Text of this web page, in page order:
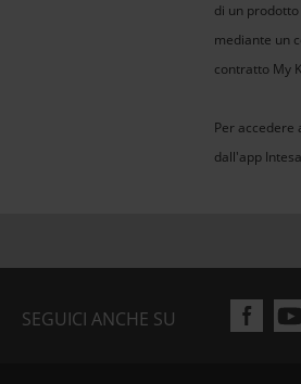
di un
mediante un
contratto My
Per accedere
dall'app
SEGUICI ANCHE SU